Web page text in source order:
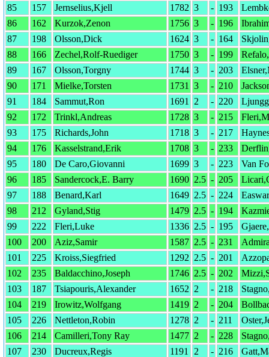
85 157 Jernselius,Kjell 1782 3 - 193
86
162 Kurzok,Zenon 1756 3 - 196
87
198 Olsson,Dick 1624 3 - 164
88
166 Zechel,Rolf-Ruediger 1750 3 - 199
89
167 Olsson,Torgny 1744 3 - 203
90
171 Mielke,Torsten 1731 3 - 210
91
184 Sammut,Ron 1691 2 - 220
92
172 Trinkl,Andreas 1728 3 - 215
93
175 Richards,John 1718 3 - 217
94
176 Kasselstrand,Erik 1708 3 - 233
95
180 De Caro,Giovanni 1699 3 - 223
Van
96
185 Sandercock,E. Barry 1690 2.5 - 205
97
188 Benard,Karl 1649 2.5 - 224
98
212 Gyland,Stig 1479 2.5 - 194
99
222 Fleri,Luke 1336 2.5 - 195
100
200 Aziz,Samir 1587 2.5 - 231
101
225 Kroiss,Siegfried 1292 2.5 - 201
102
235 Baldacchino,Joseph 1746 2.5 - 202
103
187 Tsiapouris,Alexander 1652 2 - 218
104
219 Irowitz,Wolfgang 1419 2 - 204
105
226 Nettleton,Robin 1278 2 - 211
106
214 Camilleri,Tony Ray 1477 2 - 228
107
230 Ducreux,Regis 1191 2 - 216